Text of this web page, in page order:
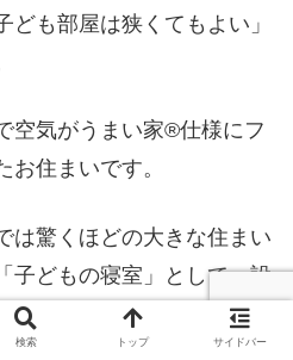
ども部屋は狭くてもよい」
空気がうまい家®︎仕様にフ
お住まいです。
は驚くほどの大きな住まい
子どもの寝室」として、設
検索 トップ サイドバー